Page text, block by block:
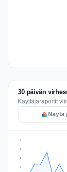
30 päivän
Käyttäjäraportit
Näytä
1
2
2
3